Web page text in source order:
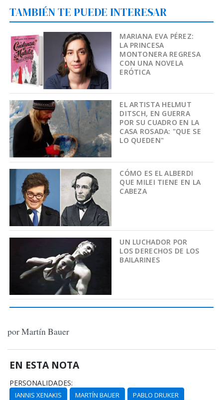
TAMBIÉN TE PUEDE INTERESAR
MARIANA EVA PÉREZ:
LA PRINCESA
MONTONERA REGRESA
CON UNA NOVELA
ERÓTICA
EL ARTISTA HELMUT
DITSCH, EN GUERRA
POR SU CUADRO EN LA
CASA ROSADA: "QUE SE
LO QUEDEN"
CÓMO ES EL ALBERDI
QUE MILEI TIENE EN LA
CABEZA
UN LUCHADOR POR
LOS DERECHOS DE LOS
BAILARINES
por Martín Bauer
EN ESTA NOTA
PERSONALIDADES:
IANNIS XENAKIS MARTÍN BAUER PABLO DRUKER